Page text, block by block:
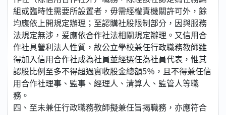
組或臨時性需要所設置者，毋需經權責機關許可外，餘
均應依上開規定辦理；至認購社股限制部分，因與服務
法規定無涉，爰應依合作社法相關規定辦理。又信用合
作社具營利法人性質，故公立學校兼任行政職務教師雖
得加入信用合作社成為社員並經選任為社員代表，惟其
認股比例至多不得超過實收股金總額5％，且不得兼任信
用合作社理事、監事、經理人、清算人、監管人等職
務。
四、至未兼任行政職務教師擬兼任旨揭職務，亦應符合